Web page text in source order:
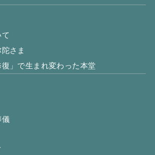
さま
復」で生まれ変わった本堂
儀